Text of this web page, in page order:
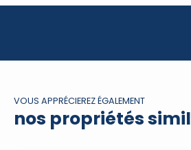
VOUS APPRÉCIEREZ ÉGALEMENT
nos propriétés